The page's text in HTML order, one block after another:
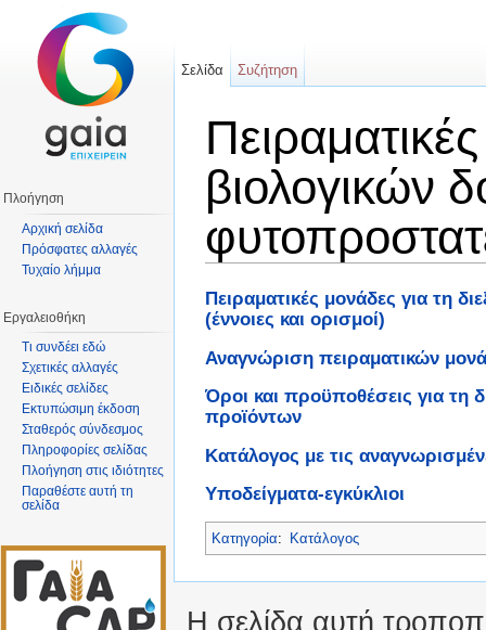
βιολογικών
Πειραματικές μονάδες για τη
(έννοιες και ορισμοί)
Αναγνώριση πειραματικών
Όροι και προϋποθέσεις για τη
προϊόντων
Κατάλογος με τις
Υποδείγματα-εγκύκλιοι
Κατηγορία: Κατάλογος
Σελίδα Συζήτηση
Πλοήγηση
Αρχική σελίδα
Πρόσφατες αλλαγές
Τυχαίο λήμμα
Εργαλειοθήκη
Τι συνδέει εδώ
Σχετικές αλλαγές
Ειδικές σελίδες
Εκτυπώσιμη έκδοση
Σταθερός σύνδεσμος
Πληροφορίες σελίδας
Πλοήγηση στις ιδιότητες
Παραθέστε αυτή τη
σελίδα
Η σελίδα αυτή